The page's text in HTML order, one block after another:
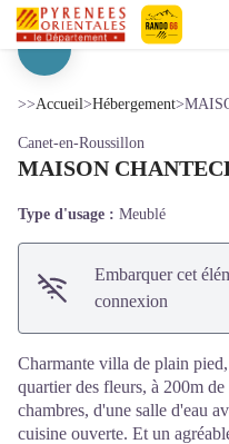
MAISON CHANTECLAIR
>>Accueil>Hébergement>
Canet-en-Roussillon
MAISON
Type d'usage : Meublé
Embarquer cet
connexion
Charmante villa de plain
quartier des fleurs, à 200m
chambres, d'une salle d'eau
cuisine ouverte. Et un